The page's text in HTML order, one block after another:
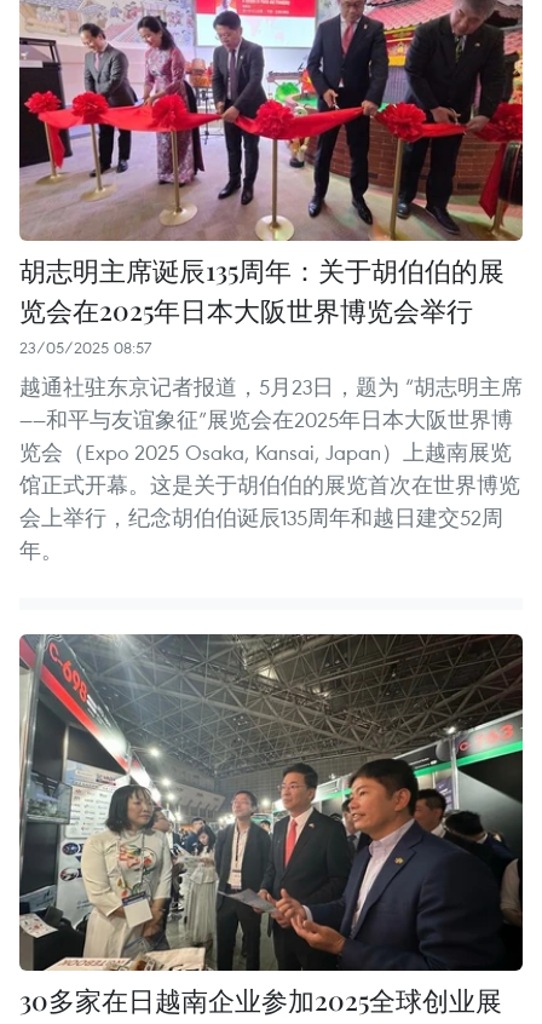
胡志明主席诞辰135周年：关于胡伯伯的展
览会在2025年日本大阪世界博览会举行
23/05/2025 08:57
越通社驻东京记者报道，5月23日，题为 “胡志明主席
——和平与友谊象征”展览会在2025年日本大阪世界博
览会（Expo 2025 Osaka, Kansai, Japan）上越南展览
馆正式开幕。这是关于胡伯伯的展览首次在世界博览
会上举行，纪念胡伯伯诞辰135周年和越日建交52周
年。
30多家在日越南企业参加2025全球创业展